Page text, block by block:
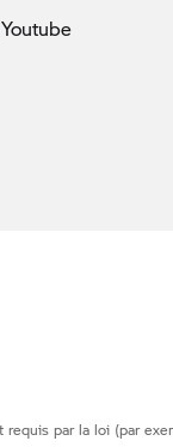
Youtube
par la loi (par